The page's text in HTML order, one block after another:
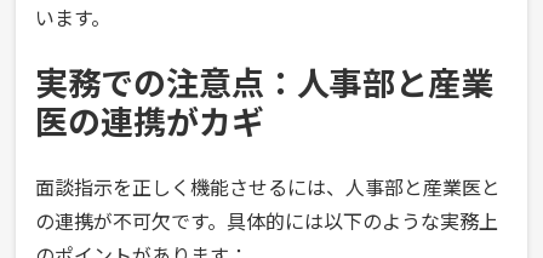
います。
実務での注意点：人事部と産業
医の連携がカギ
面談指示を正しく機能させるには、人事部と産業医と
の連携が不可欠です。具体的には以下のような実務上